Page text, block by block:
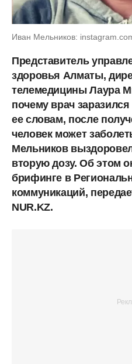
Иван Мельников:
Представитель
здоровья Алматы,
телемедицины Лаура
почему врач
ее словам, после
человек может
Мельников
вторую дозу. Об этом
брифинге в
коммуникаций,
NUR.KZ.